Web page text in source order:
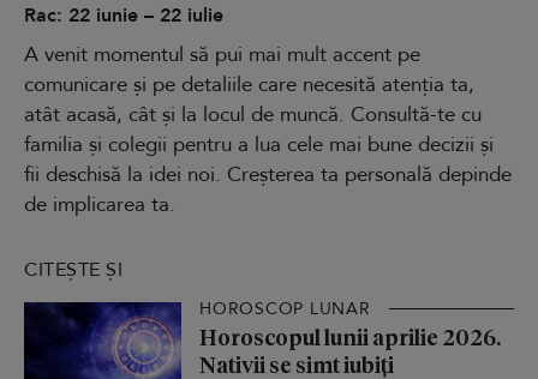
Rac: 22 iunie – 22 iulie
A venit momentul să pui mai mult accent pe
comunicare și pe detaliile care necesită atenția ta,
atât acasă, cât și la locul de muncă. Consultă-te cu
familia și colegii pentru a lua cele mai bune decizii și
fii deschisă la idei noi. Creșterea ta personală depinde
de implicarea ta.
CITEȘTE ȘI
HOROSCOP LUNAR
Horoscopul lunii aprilie 2026.
Nativii se simt iubiți